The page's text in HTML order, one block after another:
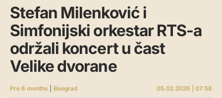
Stefan Milenković i
Simfonijski orkestar RTS-a
održali koncert u čast
Velike dvorane
Pre 6 months Beograd
05.02.2026 | 07:58